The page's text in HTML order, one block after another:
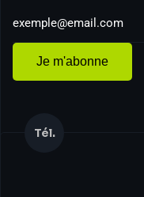
Je m'abonne
Tél.